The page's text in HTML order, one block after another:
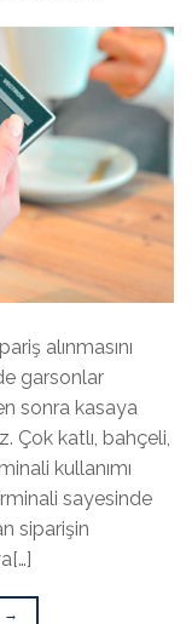
alınmasını
garsonlar
sonra kasaya
katlı, bahçeli,
kullanımı
sayesinde
siparişin
→